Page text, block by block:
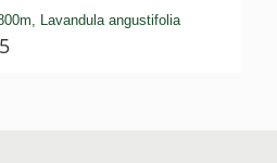
Lavandula angustifolia
Plage